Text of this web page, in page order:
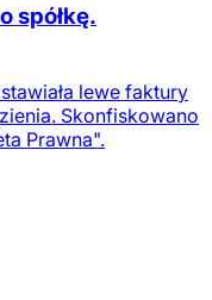
spółkę.
lewe faktury
Skonfiskowano
Prawna".